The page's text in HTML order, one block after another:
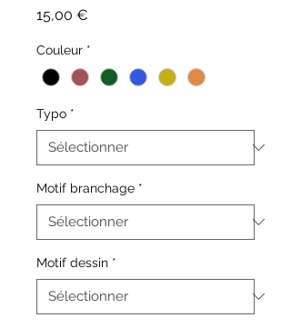
15,00 €
Couleur *
Typo *
Motif branchage *
Motif dessin *